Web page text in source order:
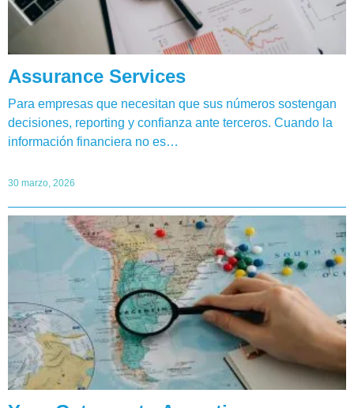
Assurance Services
Para empresas que necesitan que sus números sostengan
decisiones, reporting y confianza ante terceros. Cuando la
información financiera no es…
30 marzo, 2026